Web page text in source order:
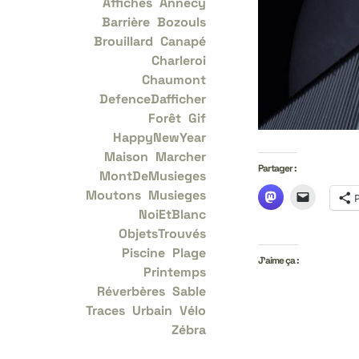
Partager :
J’aime ça :
Barrière Bozouls
Brouillard Canapé
Charleroi
Chaumont
DefenceDafficher
Forêt Gif
HappyNewYear
Maison Marcher
MontDeMusieges
Moutons Musieges
NoiEtBlanc
ObjetsTrouvés
Piscine Plage
Printemps
Réverbères Sable
Traces Urbain Vélo
Zébra